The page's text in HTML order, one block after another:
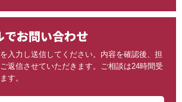
でお問い合わせ
入力し送信してください。内容を確認後、担
返信させていただきます。ご相談は24時間受
す。